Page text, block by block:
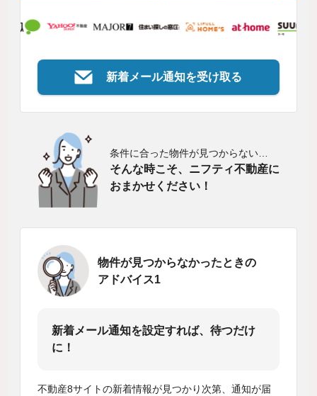
新着メール通知を受け取る
条件に合った物件が見つからない…
そんな時こそ、ニフティ不動産に
おまかせください！
物件が見つからなかったときの
アドバイス1
新着メール通知を設定すれば、待つだけ
に！
不動産8サイトの新着情報が見つかり次第、通知が届